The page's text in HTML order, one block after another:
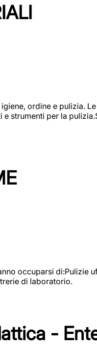
ordine e pulizia.
strumenti per la
occuparsi
di laboratorio.
-